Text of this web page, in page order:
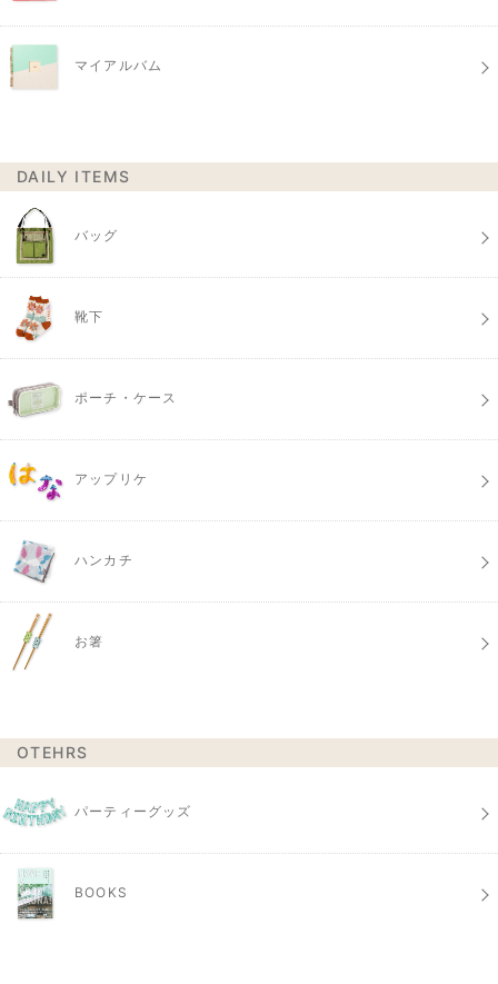
マイアルバム
DAILY ITEMS
バッグ
靴下
ポーチ・ケース
アップリケ
ハンカチ
お箸
OTEHRS
パーティーグッズ
BOOKS